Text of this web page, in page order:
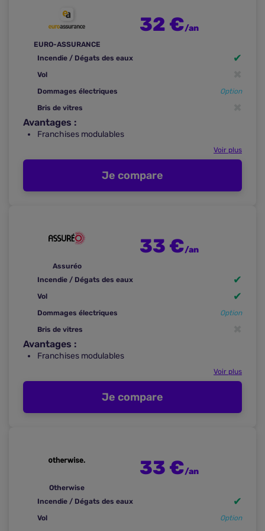
Pourquoi souscrire une assurance habitation ?
Trouvez une assurance habitation complète et
pas chère
Un comparateur pour trouver une assurance
habitation pas chère
FAQ sur comment trouver une assurance
habitation pas chère ?
EURO-ASSURANCE
32 €/an
Incendie / Dégats des eaux ✔
Vol
Dommages électriques
Option
Bris de vitres
Avantages :
Franchises modulables
Voir plus
Je compare
Assuréo
33 €/an
Incendie / Dégats des eaux ✔
Vol ✔
Dommages électriques
Option
Bris de vitres
Avantages :
Franchises modulables
Voir plus
Je compare
Otherwise
33 €/an
Incendie / Dégats des eaux ✔
Vol
Option